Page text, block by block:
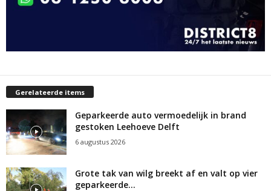
Gerelateerde items
Geparkeerde auto vermoedelijk in brand
gestoken Leehoeve Delft
6 augustus 2026
Grote tak van wilg breekt af en valt op vier
geparkeerde...